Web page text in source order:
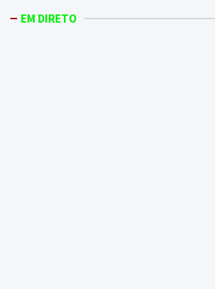
EM DIRETO